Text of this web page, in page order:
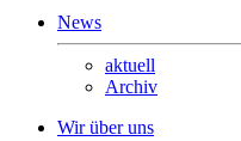
News
aktuell
Archiv
Wir über uns